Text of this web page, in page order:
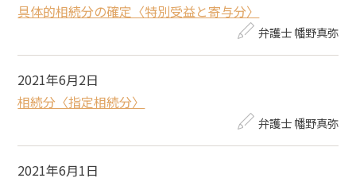
具体的相続分の確定〈特別受益と寄与分〉
弁護士 幡野真弥
2021年6月2日
相続分〈指定相続分〉
弁護士 幡野真弥
2021年6月1日